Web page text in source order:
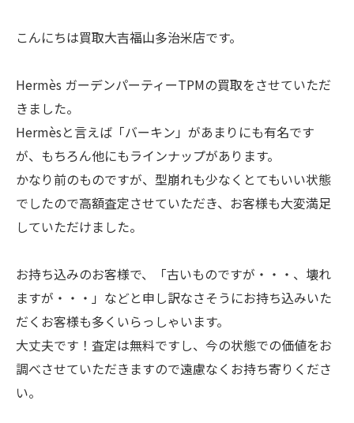
こんにちは買取大吉福山多治米店です。
Hermès ガーデンパーティーTPMの買取をさせていただ
きました。
Hermèsと言えば「バーキン」があまりにも有名です
が、もちろん他にもラインナップがあります。
かなり前のものですが、型崩れも少なくとてもいい状態
でしたので高額査定させていただき、お客様も大変満足
していただけました。
お持ち込みのお客様で、「古いものですが・・・、壊れ
ますが・・・」などと申し訳なさそうにお持ち込みいた
だくお客様も多くいらっしゃいます。
大丈夫です！査定は無料ですし、今の状態での価値をお
調べさせていただきますので遠慮なくお持ち寄りくださ
い。